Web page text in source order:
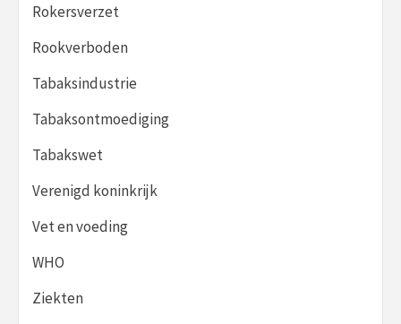
Rokersverzet
Rookverboden
Tabaksindustrie
Tabaksontmoediging
Tabakswet
Verenigd koninkrijk
Vet en voeding
WHO
Ziekten